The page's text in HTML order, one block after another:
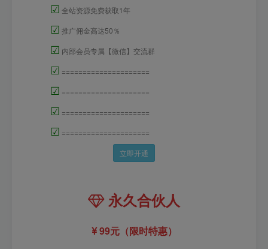
☑ 全站资源免费获取1年
☑ 推广佣金高达50％
☑ 内部会员专属【微信】交流群
☑ =====================
☑ =====================
☑ =====================
☑ =====================
立即开通
永久合伙人
99元（限时特惠）